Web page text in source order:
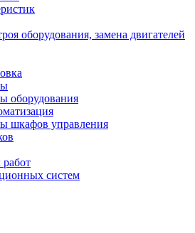
оборудования, замена двигателей
оборудования
шкафов управления
систем